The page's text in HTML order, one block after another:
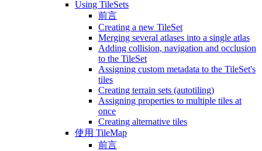
Using TileSets
前言
Creating a new TileSet
Merging several atlases into a single atlas
Adding collision, navigation and occlusion
to the TileSet
Assigning custom metadata to the TileSet's
tiles
Creating terrain sets (autotiling)
Assigning properties to multiple tiles at
once
Creating alternative tiles
使用 TileMap
前言